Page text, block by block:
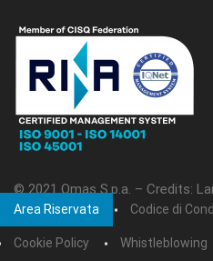
© 2021 Omas S.p.a. – Credits:
Area Riservata Codice di
Cookie Policy Whistleblowing